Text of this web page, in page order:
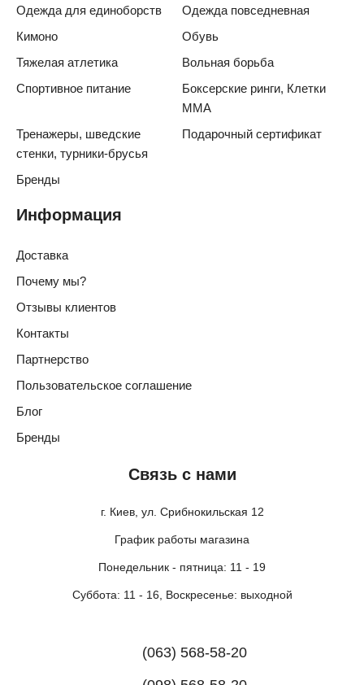
Связь с нами
г. Киев, ул. Срибнокильская 12
График работы магазина
Понедельник - пятница: 11 - 19
Суббота: 11 - 16, Воскресенье: выходной
(063) 568-58-20
Одежда для единоборств
Одежда повседневная
Кимоно
Обувь
Тяжелая атлетика
Вольная борьба
Спортивное питание
Боксерские ринги, Клетки
ММА
Тренажеры, шведские
стенки, турники-брусья
Подарочный сертификат
Бренды
Информация
Доставка
Почему мы?
Отзывы клиентов
Контакты
Партнерство
Пользовательское соглашение
Блог
Бренды